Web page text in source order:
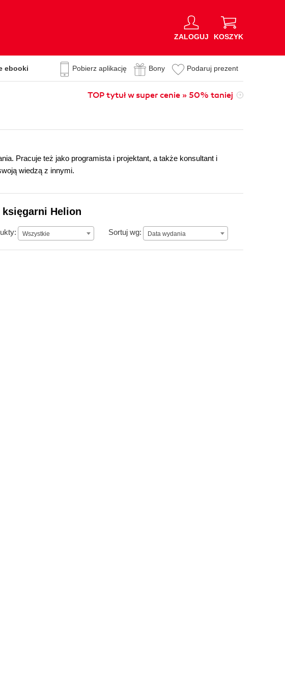
ZALOGUJ KOSZYK
ebooki Pobierz aplikację Bony Podaruj prezent
TOP tytuł w super cenie » 50% taniej
Pracuje też jako programista i projektant, a także konsultant i
wiedzą z innymi.
Helion
Wszystkie Sortuj wg: Data wydania
Data wydania